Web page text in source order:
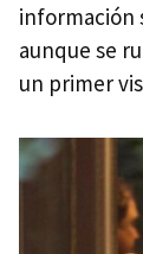
información
aunque se
un primer